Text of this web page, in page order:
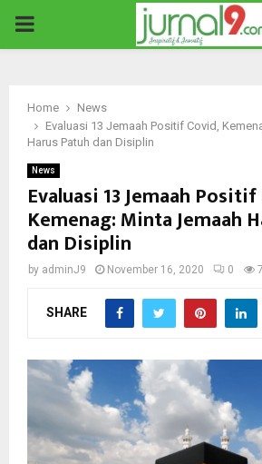
PRIMARY
Home
News
Evaluasi 13 Jemaah Positif Covid,
Harus Patuh dan Disiplin
News
Evaluasi 13 Jemaah
Kemenag: Minta Jemaah
dan Disiplin
by adminJ9 November 16, 2020 0
SHARE